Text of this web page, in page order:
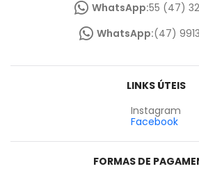
WhatsApp:55 (47)
WhatsApp:(47)
LINKS ÚTEIS
Instagram
Facebook
FORMAS DE